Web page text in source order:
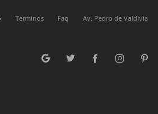
Terminos Faq
Av. Pedro de Valdivia